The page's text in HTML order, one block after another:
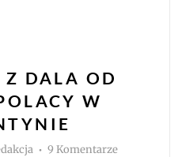
Z DALA OD
W
9 Komentarzedo